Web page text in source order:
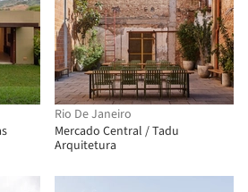
Rio De Janeiro
Mercado Central / Tadu
Arquitetura